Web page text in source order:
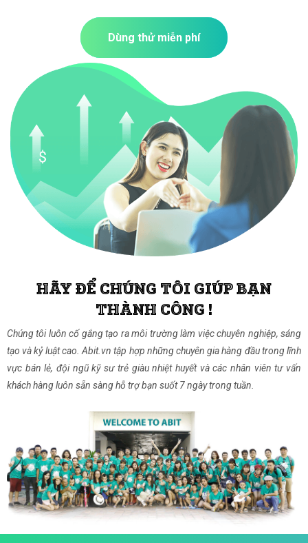
Dùng thử miễn phí
HÃY ĐỂ CHÚNG TÔI GIÚP BẠN
THÀNH CÔNG !
Chúng tôi luôn cố gắng tạo ra môi trường làm việc chuyên nghiệp, sáng
tạo và kỷ luật cao. Abit.vn tập hợp những chuyên gia hàng đầu trong lĩnh
vực bán lẻ, đội ngũ kỹ sư trẻ giàu nhiệt huyết và các nhân viên tư vấn
khách hàng luôn sẵn sàng hỗ trợ bạn suốt 7 ngày trong tuần.